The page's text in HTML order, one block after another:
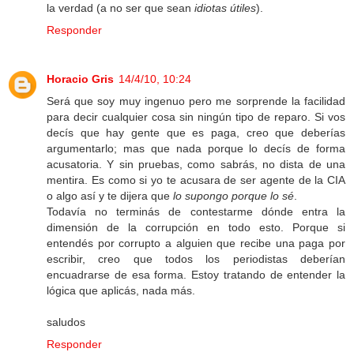
la verdad (a no ser que sean idiotas útiles).
Responder
Horacio Gris 14/4/10, 10:24
Será que soy muy ingenuo pero me sorprende la facilidad
para decir cualquier cosa sin ningún tipo de reparo. Si vos
decís que hay gente que es paga, creo que deberías
argumentarlo; mas que nada porque lo decís de forma
acusatoria. Y sin pruebas, como sabrás, no dista de una
mentira. Es como si yo te acusara de ser agente de la CIA
o algo así y te dijera que lo supongo porque lo sé.
Todavía no terminás de contestarme dónde entra la
dimensión de la corrupción en todo esto. Porque si
entendés por corrupto a alguien que recibe una paga por
escribir, creo que todos los periodistas deberían
encuadrarse de esa forma. Estoy tratando de entender la
lógica que aplicás, nada más.
saludos
Responder